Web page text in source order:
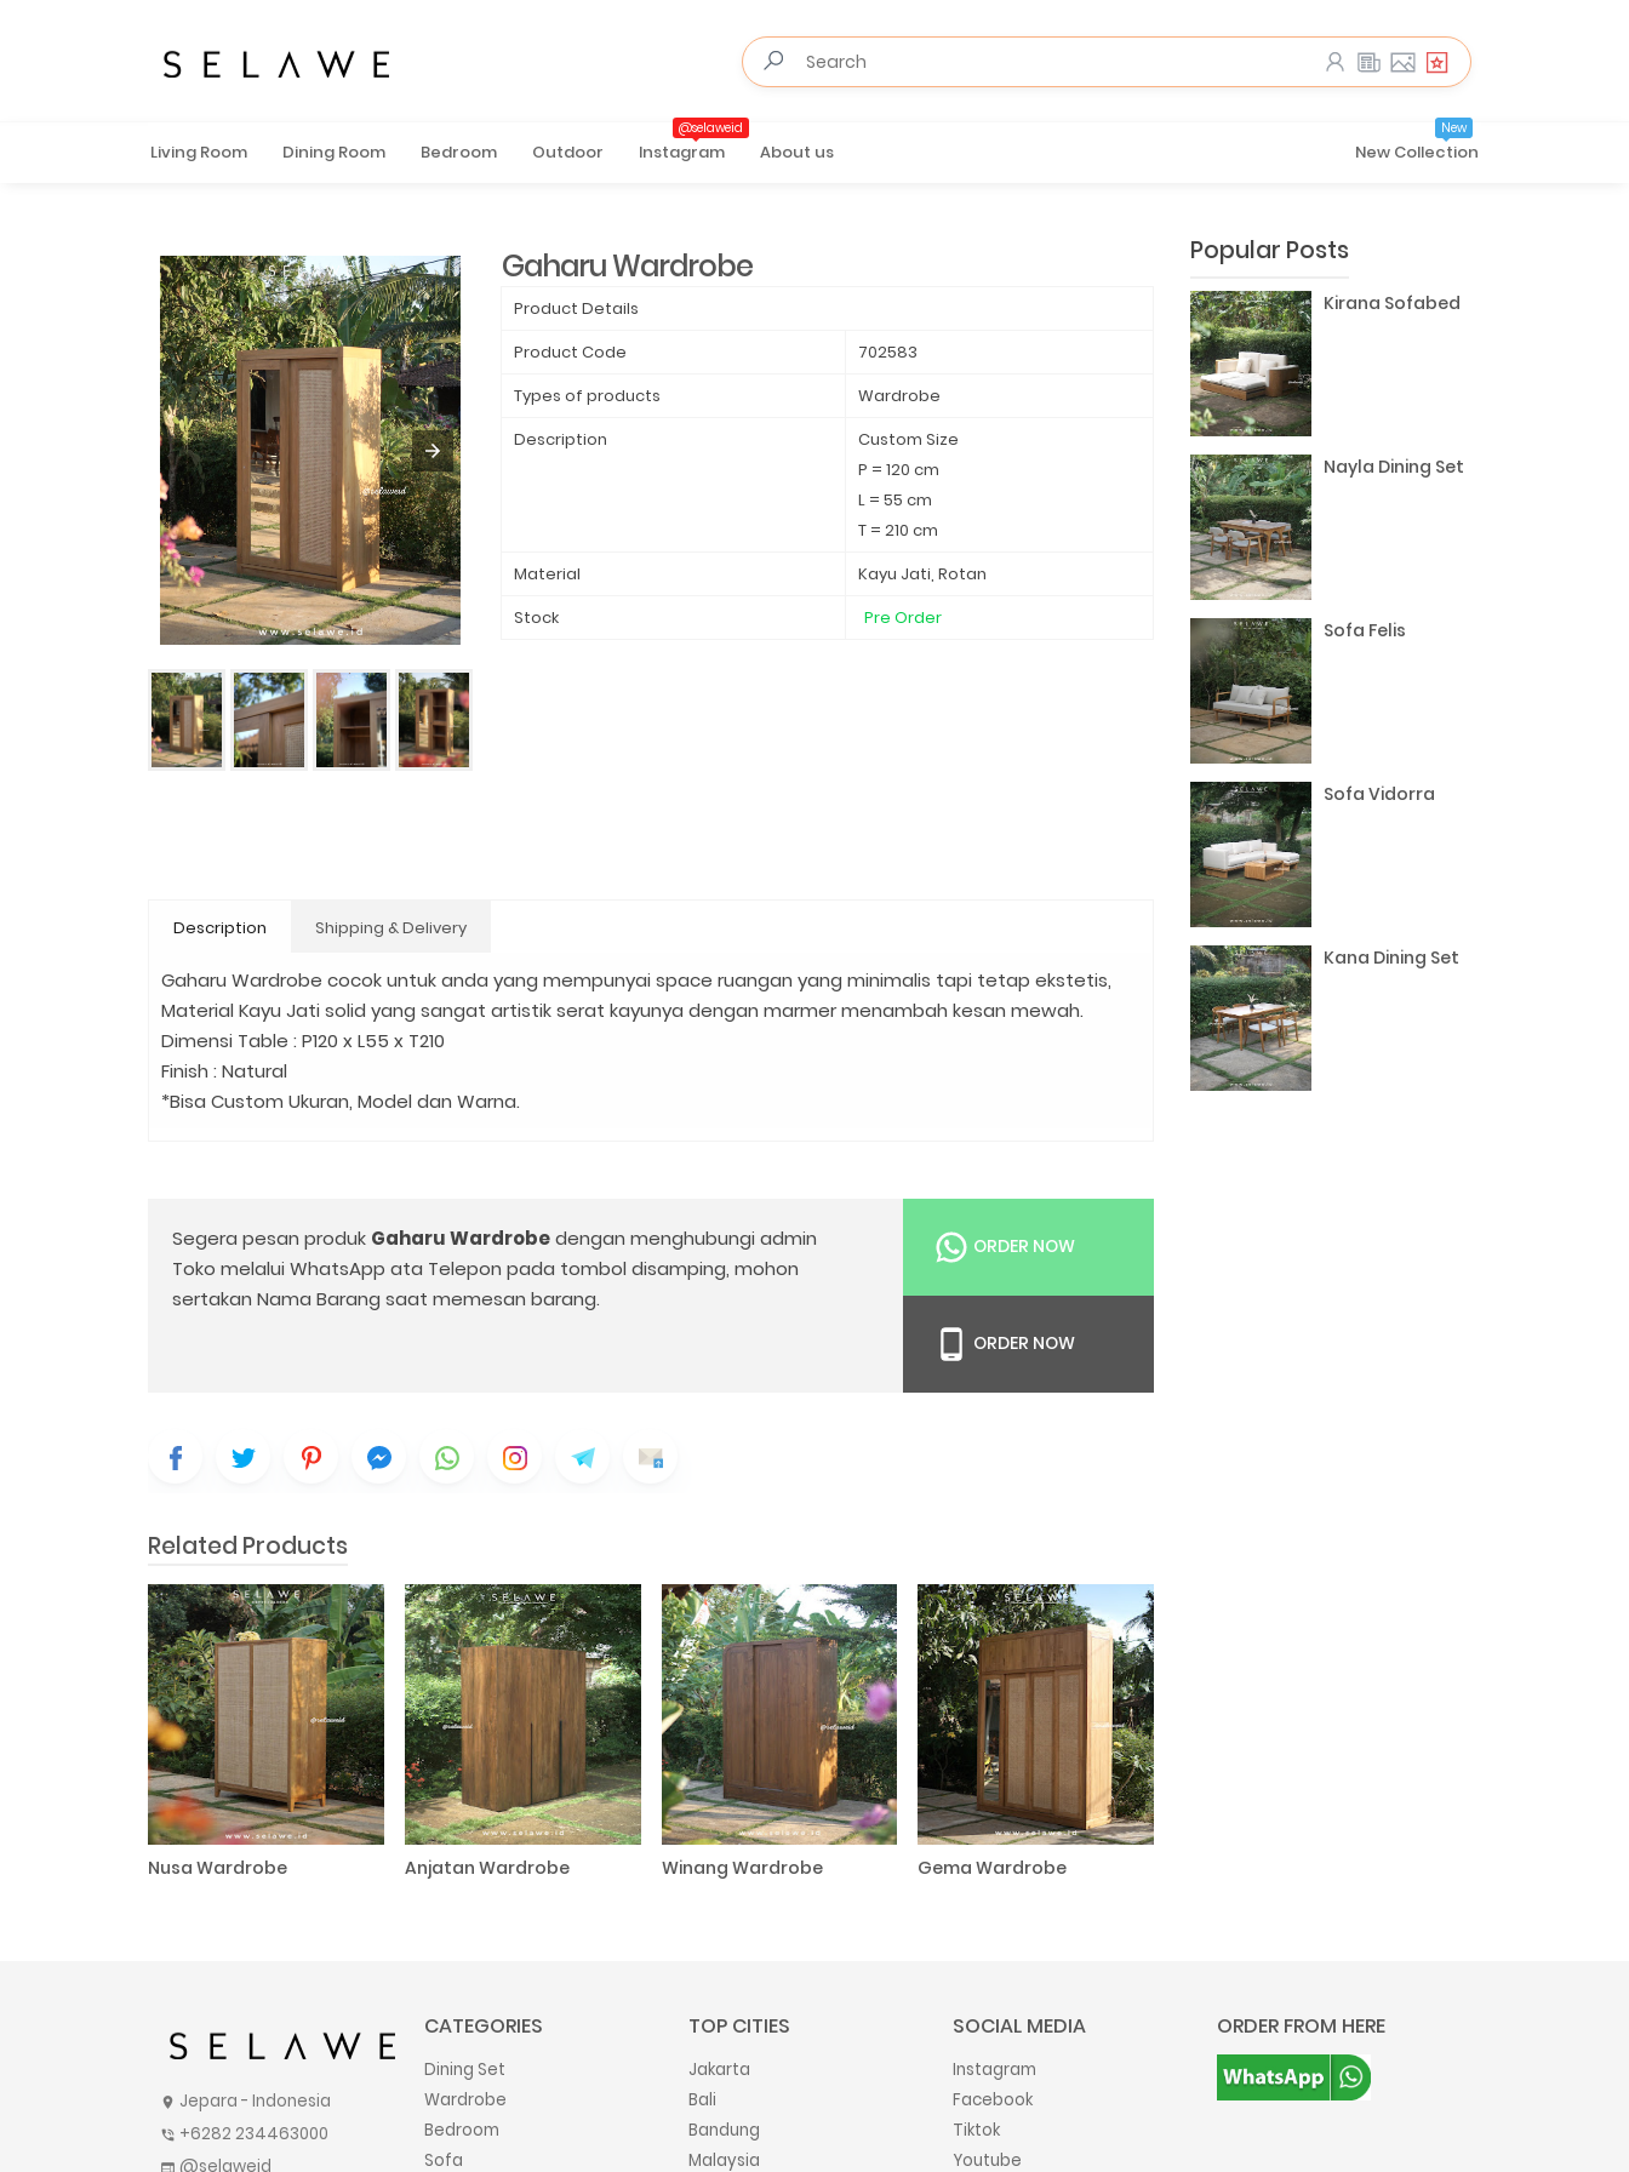
Living Room Dining Room Bedroom Outdoor Instagram
@selaweid
About us New Collection
New
Gaharu Wardrobe
Product Details
Product Code
702583
Types of products
Wardrobe
Description
Custom Size
P = 120 cm
L = 55 cm
T = 210 cm
Material
Kayu Jati, Rotan
Stock
Pre Order
Description Shipping & Delivery
Gaharu Wardrobe cocok untuk anda yang mempunyai space ruangan yang minimalis tapi tetap ekstetis,
Material Kayu Jati solid yang sangat artistik serat kayunya dengan marmer menambah kesan mewah.
Dimensi Table : P120 x L55 x T210
Finish : Natural
*Bisa Custom Ukuran, Model dan Warna.
Segera pesan produk Gaharu Wardrobedengan menghubungi admin
Toko melalui WhatsApp ata Telepon pada tombol disamping, mohon
sertakan Nama Barang saat memesan barang.
ORDER NOW
ORDER NOW
Related Products
Nusa Wardrobe Anjatan Wardrobe Winang Wardrobe Gema Wardrobe
Popular Posts
Kirana Sofabed
Nayla Dining Set
Sofa Felis
Sofa Vidorra
Kana Dining Set
location_on Jepara - Indonesia
phone_in_talk +6282 234463000
web @selaweid
CATEGORIES
Dining Set
Wardrobe
Bedroom
Sofa
TOP CITIES
Jakarta
Bali
Bandung
Malaysia
SOCIAL MEDIA
Instagram
Facebook
Tiktok
Youtube
ORDER FROM HERE